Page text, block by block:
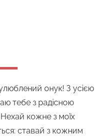
онук! З усією
тебе з радісною
кожне з моїх
ставай з кожним